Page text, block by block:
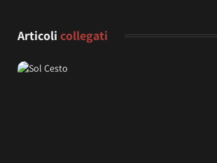
Articoli collegati